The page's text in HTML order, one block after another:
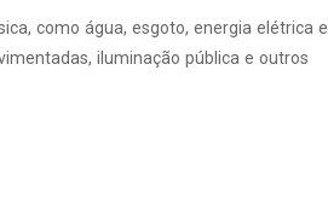
como água, esgoto, energia elétrica e
iluminação pública e outros